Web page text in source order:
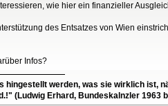
wie hier ein finanzieller
des Entsatzes von Wien
Infos?
hingestellt werden, was sie wirklich ist,
(Ludwig Erhard, Bundeskalnzler 1963